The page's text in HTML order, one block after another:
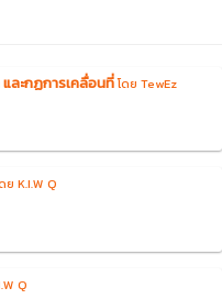
ละกฏการเคลื่อนที่โดย TewEz
ย K.I.W Q
Q